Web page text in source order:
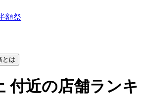
とは
付近の店舗ランキ